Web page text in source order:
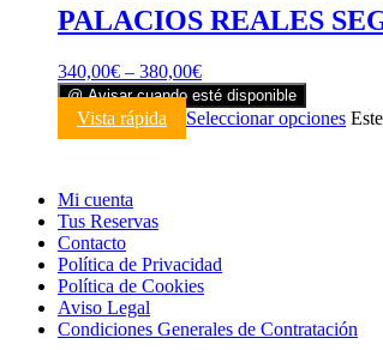
PALACIOS REALES
340,00€ – 380,00€
@ Avisar cuando esté disponible
Vista rápida Seleccionar opciones
Mi cuenta
Tus Reservas
Contacto
Política de Privacidad
Política de Cookies
Aviso Legal
Condiciones Generales de Contratación